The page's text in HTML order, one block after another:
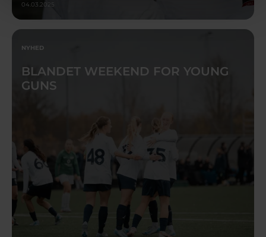
04.03.2025
NYHED
BLANDET WEEKEND FOR YOUNG
GUNS